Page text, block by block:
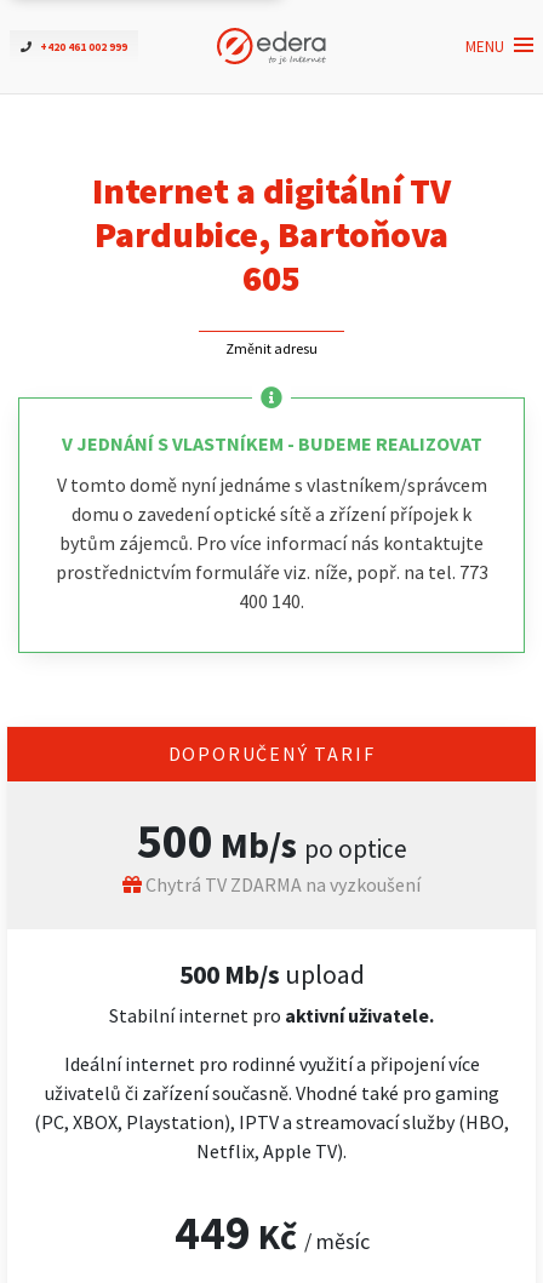
+420 461 002 999 MENU
Ověřit dostupnost
ČEZNET TV
Kontakt
Internet a digitální TV
Pardubice, Bartoňova
605
Změnit adresu
V JEDNÁNÍ S VLASTNÍKEM - BUDEME REALIZOVAT
V tomto domě nyní jednáme s vlastníkem/správcem
domu o zavedení optické sítě a zřízení přípojek k
bytům zájemců. Pro více informací nás kontaktujte
prostřednictvím formuláře viz. níže, popř. na tel. 773
400 140.
DOPORUČENÝ TARIF
500 Mb/s po optice
Chytrá TV ZDARMA na vyzkoušení
500 Mb/s upload
Stabilní internet pro aktivní uživatele.
Ideální internet pro rodinné využití a připojení více
uživatelů či zařízení současně. Vhodné také pro gaming
(PC, XBOX, Playstation), IPTV a streamovací služby (HBO,
Netflix, Apple TV).
449 Kč / měsíc